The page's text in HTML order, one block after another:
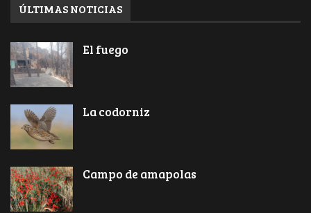
ÚLTIMAS NOTICIAS
El fuego
La codorniz
Campo de amapolas